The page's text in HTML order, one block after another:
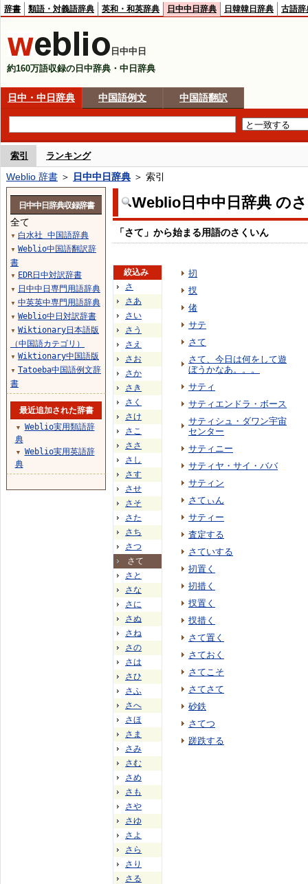
辞書 類語・対義語辞典 英和・和英辞典 日中中日辞典 日韓韓日辞典 古語辞
日中中日
約160万語収録の日中辞典・中日辞典
日中・中日辞典 中国語例文 中国語翻訳
索引 ランキング
Weblio 辞書 ＞ 日中中日辞典 ＞ 索引
Weblio日中中日辞典 の
「さて」から始まる用語のさくいん
絞込み
さ
さあ
さい
さう
さえ
さお
さか
さき
さく
さけ
さこ
ささ
さし
さす
させ
さそ
さた
さち
さつ
さて
さと
さな
さに
さぬ
さね
さの
さは
さひ
さふ
さへ
さほ
さま
さみ
さむ
さめ
さも
さや
さゆ
さよ
さら
さり
さる
扨
扠
偖
サテ
さて
さて、今日は何をして遊
ぼうかなあ。。。
サティ
サティエンドラ・ボース
サティシュ・ダワン宇宙
センター
サティニー
サティヤ・サイ・ババ
サティン
さてぃん
サティー
査定する
さていする
扨置く
扨措く
扠置く
扠措く
さて置く
さておく
さてこそ
さてさて
砂鉄
さてつ
蹉跌する
日中中日辞典収録辞書
全て
▼ 白水社 中国語辞典
▼ Weblio中国語翻訳辞
書
▼ EDR日中対訳辞書
▼ 日中中日専門用語辞典
▼ 中英英中専門用語辞典
▼ Weblio中日対訳辞書
▼ Wiktionary日本語版
（中国語カテゴリ）
▼ Wiktionary中国語版
▼ Tatoeba中国語例文辞
書
最近追加された辞書
▼
Weblio実用類語辞
典
▼
Weblio実用英語辞
典